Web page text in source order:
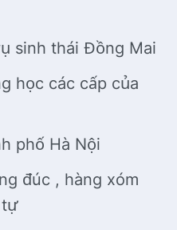
sinh thái Đồng Mai
học các cấp của
phố Hà Nội
đúc , hàng xóm
tự